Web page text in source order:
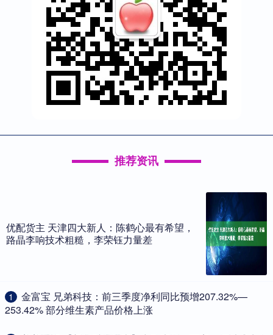
推荐资讯
优配货主 天津四大新人：陈鹤心最有希望，
路晶李响技术粗糙，李荣钰力量差
1
​金富宝 兄弟科技：前三季度净利同比预增207.32%—
253.42% 部分维生素产品价格上涨